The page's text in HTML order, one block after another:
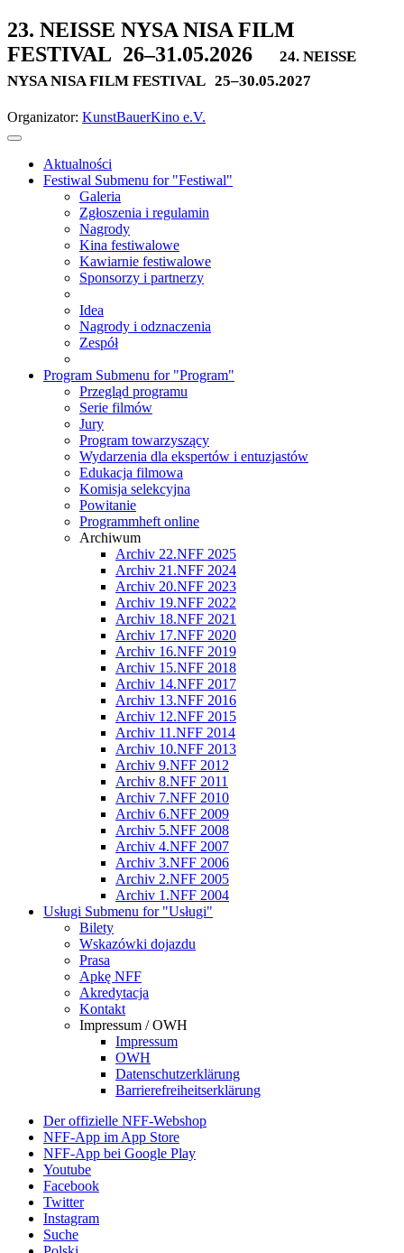
23. NEISSE NYSA NISA FILM
FESTIVAL 26–31.05.2026
24. NEISSE
NYSA NISA FILM FESTIVAL 25–30.05.2027
Organizator: KunstBauerKino e.V.
Aktualności
Festiwal Submenu for "Festiwal"
Galeria
Zgłoszenia i regulamin
Nagrody
Kina festiwalowe
Kawiarnie festiwalowe
Sponsorzy i partnerzy
Idea
Nagrody i odznaczenia
Zespół
Program Submenu for "Program"
Przegląd programu
Serie filmów
Jury
Program towarzyszący
Wydarzenia dla ekspertów i entuzjastów
Edukacja filmowa
Komisja selekcyjna
Powitanie
Programmheft online
Archiwum
Archiv 22.NFF 2025
Archiv 21.NFF 2024
Archiv 20.NFF 2023
Archiv 19.NFF 2022
Archiv 18.NFF 2021
Archiv 17.NFF 2020
Archiv 16.NFF 2019
Archiv 15.NFF 2018
Archiv 14.NFF 2017
Archiv 13.NFF 2016
Archiv 12.NFF 2015
Archiv 11.NFF 2014
Archiv 10.NFF 2013
Archiv 9.NFF 2012
Archiv 8.NFF 2011
Archiv 7.NFF 2010
Archiv 6.NFF 2009
Archiv 5.NFF 2008
Archiv 4.NFF 2007
Archiv 3.NFF 2006
Archiv 2.NFF 2005
Archiv 1.NFF 2004
Usługi Submenu for "Usługi"
Bilety
Wskazówki dojazdu
Prasa
Apkę NFF
Akredytacja
Kontakt
Impressum / OWH
Impressum
OWH
Datenschutzerklärung
Barrierefreiheitserklärung
Der offizielle NFF-Webshop
NFF-App im App Store
NFF-App bei Google Play
Youtube
Facebook
Twitter
Instagram
Suche